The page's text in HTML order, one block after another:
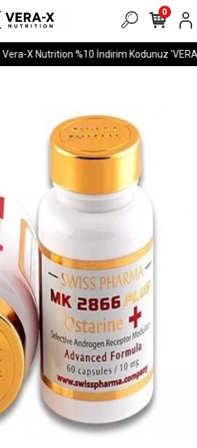
Vera-X Nutrition %10 İndirim Kodunuz 'VERA'
0